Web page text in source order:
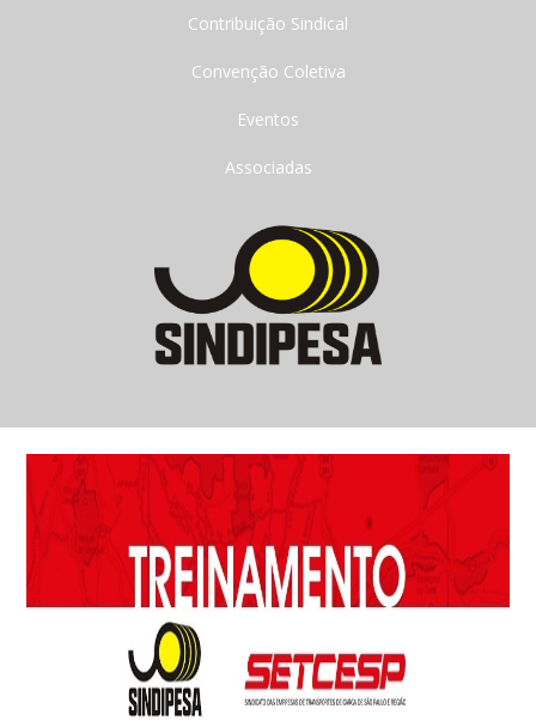
Contribuição Sindical
Convenção Coletiva
Eventos
Associadas